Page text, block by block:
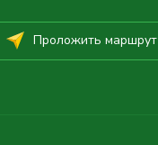
Проложить маршрут